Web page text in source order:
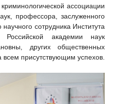
ассоциации
профессора, заслуженного
сотрудника Института
Российской академии наук
других общественных
присутствующим успехов.